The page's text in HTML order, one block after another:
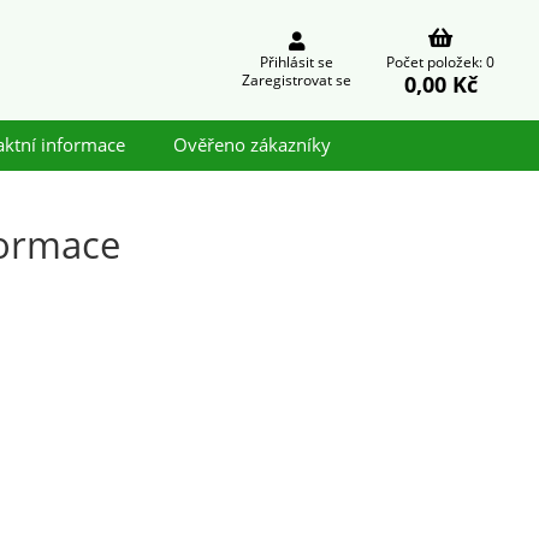
Přihlásit se
Zaregistrovat se
Počet položek: 0
0,00 Kč
informace Ověřeno zákazníky